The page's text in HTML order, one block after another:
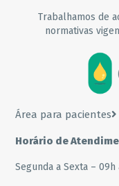
Trabalhamos de
normativas
Área para pacientes
Horário de
Segunda a Sexta – 09h